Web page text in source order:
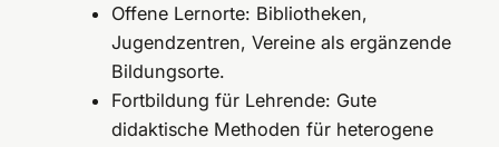
Offene Lernorte: Bibliotheken,
Jugendzentren, Vereine als ergänzende
Bildungsorte.
Fortbildung für Lehrende: Gute
didaktische Methoden für heterogene